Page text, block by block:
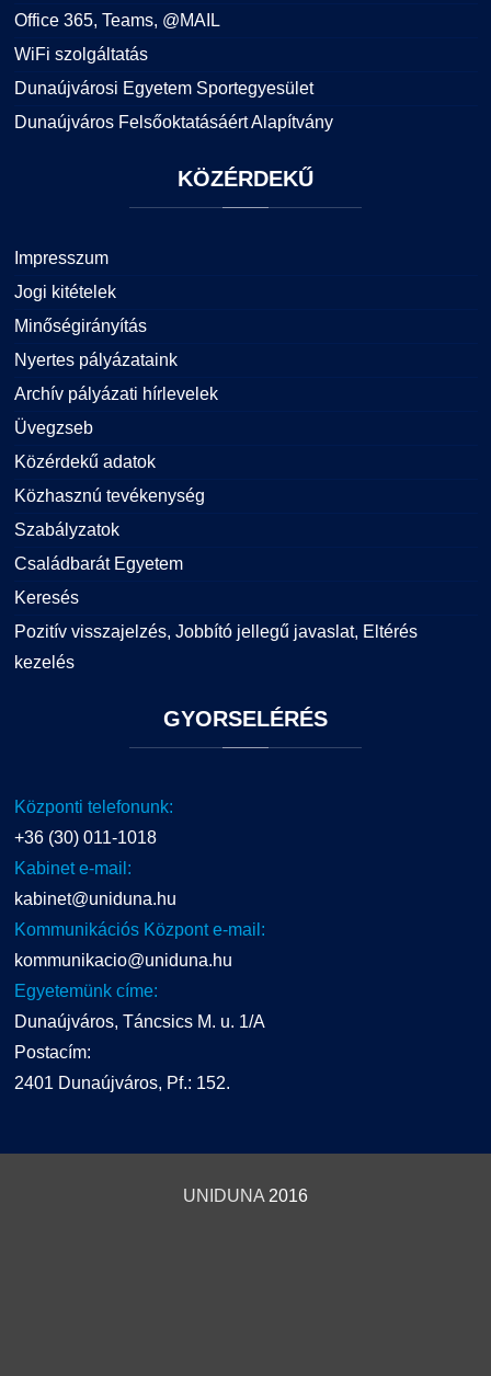
Office 365, Teams, @MAIL
WiFi szolgáltatás
Dunaújvárosi Egyetem Sportegyesület
Dunaújváros Felsőoktatásáért Alapítvány
KÖZÉRDEKŰ
Impresszum
Jogi kitételek
Minőségirányítás
Nyertes pályázataink
Archív pályázati hírlevelek
Üvegzseb
Közérdekű adatok
Közhasznú tevékenység
Szabályzatok
Családbarát Egyetem
Keresés
Pozitív visszajelzés, Jobbító jellegű javaslat, Eltérés
kezelés
GYORSELÉRÉS
Központi telefonunk:
+36 (30) 011-1018
Kabinet e-mail:
kabinet@uniduna.hu
Kommunikációs Központ e-mail:
kommunikacio@uniduna.hu
Egyetemünk címe:
Dunaújváros, Táncsics M. u. 1/A
Postacím:
2401 Dunaújváros, Pf.: 152.
UNIDUNA 2016